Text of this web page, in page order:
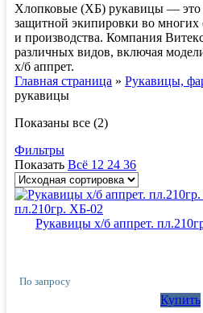
Хлопковые (ХБ) рукавицы — это
защитной экипировки во
и производства. Компания
различных видов, включая
х/б аппрет.
Главная страница » Рукавицы,
рукавицы
Показаны все (2)
Фильтры
Показать Всё 12 24 36
Рукавицы х/б аппрет.
По запросу
Купить